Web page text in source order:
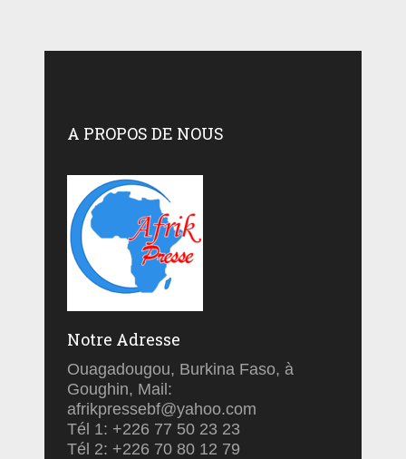
A PROPOS DE NOUS
Notre Adresse
Ouagadougou, Burkina Faso, à
Goughin, Mail:
afrikpressebf@yahoo.com
Tél 1: +226 77 50 23 23
Tél 2: +226 70 80 12 79